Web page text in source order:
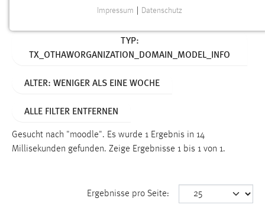
TYP:
TX_OTHAWORGANIZATION_DOMAIN_MODEL_INFO
ALTER: WENIGER ALS EINE WOCHE
ALLE FILTER ENTFERNEN
Gesucht nach "moodle". Es wurde 1 Ergebnis in 14
Millisekunden gefunden. Zeige Ergebnisse 1 bis 1 von 1.
Ergebnisse pro Seite:
Notwendige Cookies ermöglichen grundlegende
Funktionen und sind für die einwandfreie Funktion der
cookie_consent
Zweck:
Cookie Laufzeit:
Impressum Datenschutz